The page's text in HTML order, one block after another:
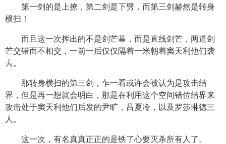
第一剑的是上撩，第二剑是下劈，而第三剑赫然是转身
横扫！
而且这一次挥出的不是剑芒幕，而是直线剑芒，两道剑
芒交错而不相交，一前一后仅仅隔着一米朝着窦天利他们袭
去。
那转身横扫的第三剑，乍一看或许会被认为是攻击结
界，但是再一想就会明白，那是在利用这个空间错位结界来
攻击处于窦天利他们后发的尹旷，吕夏冷，以及罗莎琳德三
人。
这一次，有名真真正正的是铁了心要灭杀所有人了。